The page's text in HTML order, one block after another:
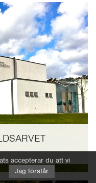
accepterar du att vi
Jag förstår